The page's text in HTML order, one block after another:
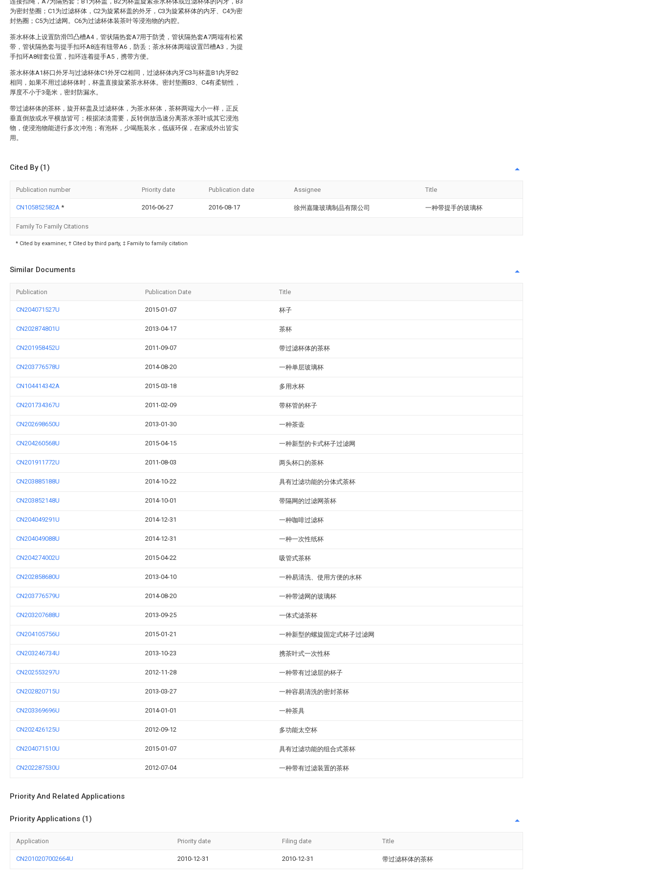
为密封垫圈；C1为过滤杯体，C2为旋紧杯盖的外牙，C3为旋紧杯体的内牙、C4为密
封热圈；C5为过滤网。C6为过滤杯体装茶叶等浸泡物的内腔。
茶水杯体上设置防滑凹凸槽A4，管状隔热套A7用于防烫，管状隔热套A7两端有松紧
带，管状隔热套与提手扣环A8连有纽带A6，防丢；茶水杯体两端设置凹槽A3，为提
手扣环A8钳套位置，扣环连着提手A5，携带方便。
茶水杯体A1杯口外牙与过滤杯体C1外牙C2相同，过滤杯体内牙C3与杯盖B1内牙B2
相同，如果不用过滤杯体时，杯盖直接旋紧茶水杯体。密封垫圈B3、C4有柔韧性，
厚度不小于3毫米，密封防漏水。
带过滤杯体的茶杯，旋开杯盖及过滤杯体，为茶水杯体，茶杯两端大小一样，正反
垂直倒放或水平横放皆可；根据浓淡需要，反转倒放迅速分离茶水茶叶或其它浸泡
物，使浸泡物能进行多次冲泡；有泡杯，少喝瓶装水，低碳环保，在家或外出皆实
用。
Cited By (1)
Publication number Priority date Publication date Assignee Title
CN105852582A * 2016-06-27 2016-08-17 徐州嘉隆玻璃制品有限公司 一种带提手的玻璃杯
Family To Family Citations
* Cited by examiner, † Cited by third party, ‡ Family to family citation
Similar Documents
Publication Publication Date Title
CN204071527U 2015-01-07 杯子
CN202874801U 2013-04-17 茶杯
CN201958452U 2011-09-07 带过滤杯体的茶杯
CN203776578U 2014-08-20 一种单层玻璃杯
CN104414342A 2015-03-18 多用水杯
CN201734367U 2011-02-09 带杯管的杯子
CN202698650U 2013-01-30 一种茶壶
CN204260568U 2015-04-15 一种新型的卡式杯子过滤网
CN201911772U 2011-08-03 两头杯口的茶杯
CN203885188U 2014-10-22 具有过滤功能的分体式茶杯
CN203852148U 2014-10-01 带隔网的过滤网茶杯
CN204049291U 2014-12-31 一种咖啡过滤杯
CN204049088U 2014-12-31 一种一次性纸杯
CN204274002U 2015-04-22 吸管式茶杯
CN202858680U 2013-04-10 一种易清洗、使用方便的水杯
CN203776579U 2014-08-20 一种带滤网的玻璃杯
CN203207688U 2013-09-25 一体式滤茶杯
CN204105756U 2015-01-21 一种新型的螺旋固定式杯子过滤网
CN203246734U 2013-10-23 携茶叶式一次性杯
CN202553297U 2012-11-28 一种带有过滤层的杯子
CN202820715U 2013-03-27 一种容易清洗的密封茶杯
CN203369696U 2014-01-01 一种茶具
CN202426125U 2012-09-12 多功能太空杯
CN204071510U 2015-01-07 具有过滤功能的组合式茶杯
CN202287530U 2012-07-04 一种带有过滤装置的茶杯
Priority And Related Applications
Priority Applications (1)
Application Priority date Filing date Title
CN2010207002664U 2010-12-31 2010-12-31 带过滤杯体的茶杯